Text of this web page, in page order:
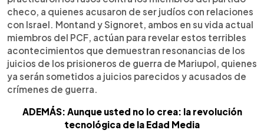
checo, a quienes acusaron de ser judíos con relaciones
con Israel. Montand y Signoret, ambos en su vida actual
miembros del PCF, actúan para revelar estos terribles
acontecimientos que demuestran resonancias de los
juicios de los prisioneros de guerra de Mariupol, quienes
ya serán sometidos a juicios parecidos y acusados de
crímenes de guerra.
ADEMÁS: Aunque usted no lo crea: la revolución
tecnológica de la Edad Media